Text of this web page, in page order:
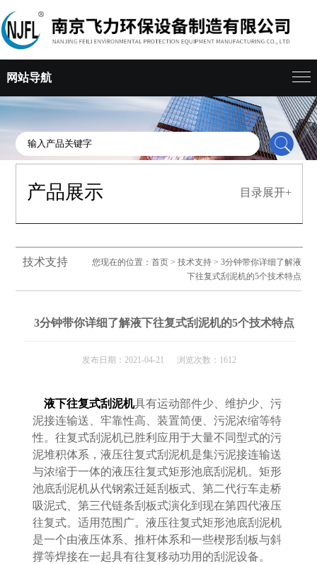
网站导航
产品展示 目录展开+
技术支持 您现在的位置： 首页> 技术支持> 3分钟带你详细了解液
下往复式刮泥机的5个技术特点
3分钟带你详细了解液下往复式刮泥机的5个技术特点
发布日期：2021-04-21 浏览次数：1612
液下往复式刮泥机具有运动部件少、维护少、污
泥接连输送、牢靠性高、装置简便、污泥浓缩等特
性。往复式刮泥机已胜利应用于大量不同型式的污
泥堆积体系，液压往复式刮泥机是集污泥接连输送
与浓缩于一体的液压往复式矩形池底刮泥机。矩形
池底刮泥机从代钢索迁延刮板式、第二代行车走桥
吸泥式、第三代链条刮板式演化到现在第四代液压
往复式。适用范围广。液压往复式矩形池底刮泥机
是一个由液压体系、推杆体系和一些楔形刮板与斜
撑等焊接在一起具有往复移动功用的刮泥设备。